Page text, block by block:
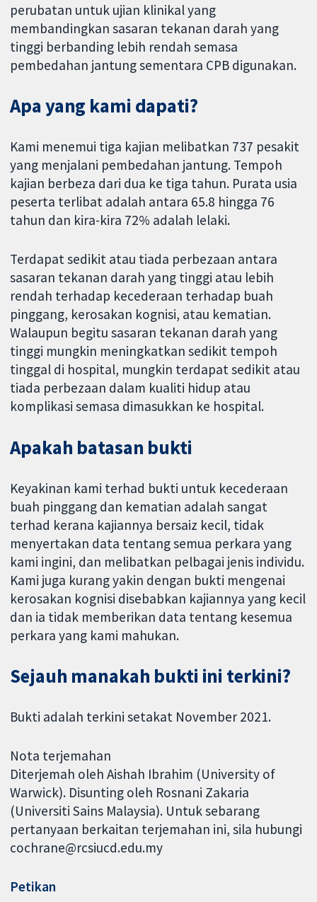
perubatan untuk ujian klinikal yang
membandingkan sasaran tekanan darah yang
tinggi berbanding lebih rendah semasa
pembedahan jantung sementara CPB digunakan.
Apa yang kami dapati?
Kami menemui tiga kajian melibatkan 737 pesakit
yang menjalani pembedahan jantung. Tempoh
kajian berbeza dari dua ke tiga tahun. Purata usia
peserta terlibat adalah antara 65.8 hingga 76
tahun dan kira-kira 72% adalah lelaki.
Terdapat sedikit atau tiada perbezaan antara
sasaran tekanan darah yang tinggi atau lebih
rendah terhadap kecederaan terhadap buah
pinggang, kerosakan kognisi, atau kematian.
Walaupun begitu sasaran tekanan darah yang
tinggi mungkin meningkatkan sedikit tempoh
tinggal di hospital, mungkin terdapat sedikit atau
tiada perbezaan dalam kualiti hidup atau
komplikasi semasa dimasukkan ke hospital.
Apakah batasan bukti
Keyakinan kami terhad bukti untuk kecederaan
buah pinggang dan kematian adalah sangat
terhad kerana kajiannya bersaiz kecil, tidak
menyertakan data tentang semua perkara yang
kami ingini, dan melibatkan pelbagai jenis individu.
Kami juga kurang yakin dengan bukti mengenai
kerosakan kognisi disebabkan kajiannya yang kecil
dan ia tidak memberikan data tentang kesemua
perkara yang kami mahukan.
Sejauh manakah bukti ini terkini?
Bukti adalah terkini setakat November 2021.
Nota terjemahan
Diterjemah oleh Aishah Ibrahim (University of
Warwick). Disunting oleh Rosnani Zakaria
(Universiti Sains Malaysia). Untuk sebarang
pertanyaan berkaitan terjemahan ini, sila hubungi
cochrane@rcsiucd.edu.my
Petikan